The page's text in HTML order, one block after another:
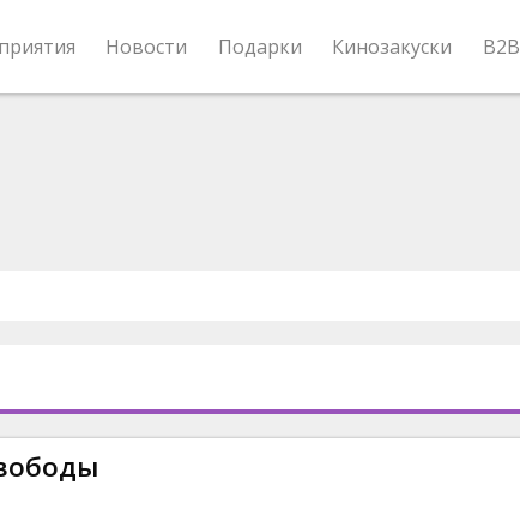
Новости Подарки Кинозакуски B2B